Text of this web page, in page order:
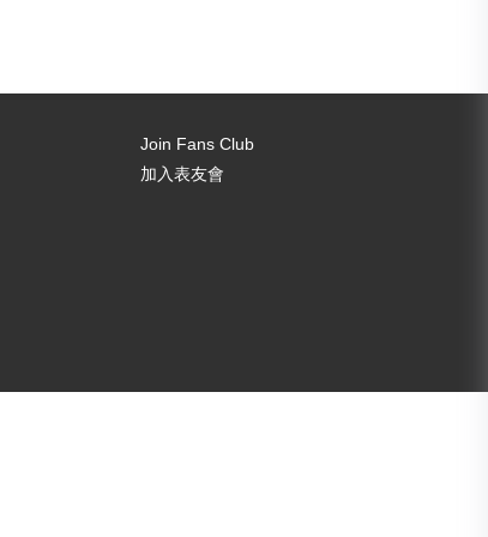
Join Fans Club
加入表友會